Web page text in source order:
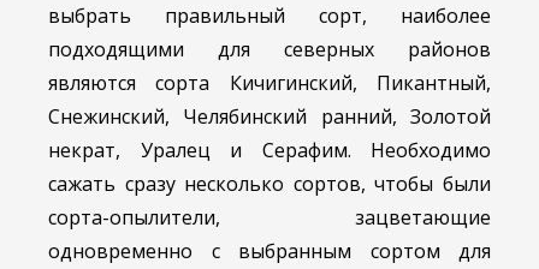
выбрать правильный сорт, наиболее
подходящими для северных районов
являются сорта Кичигинский, Пикантный,
Снежинский, Челябинский ранний, Золотой
некрат, Уралец и Серафим. Необходимо
сажать сразу несколько сортов, чтобы были
сорта-опылители, зацветающие
одновременно с выбранным сортом для